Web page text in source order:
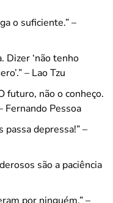
o suficiente.” –
Dizer ‘não tenho
– Lao Tzu
futuro, não o conheço.
Fernando Pessoa
passa depressa!” –
são a paciência
por ninguém.” –